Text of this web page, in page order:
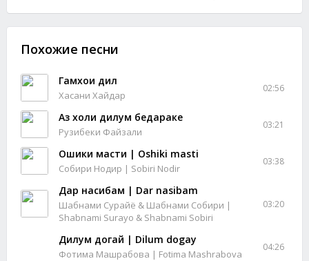
Похожие песни
Гамхои дил
Хасани Хайдар
02:56
Аз холи дилум бедараке
Рузибеки Файзали
03:21
Ошики масти | Oshiki masti
Собири Нодир | Sobiri Nodir
03:38
Дар насибам | Dar nasibam
Шабнами Сурайё & Шабнами Собири |
Shabnami Surayo & Shabnami Sobiri
03:20
Дилум догай | Dilum dogay
Фотима Машрабова | Fotima Mashrabova
04:26